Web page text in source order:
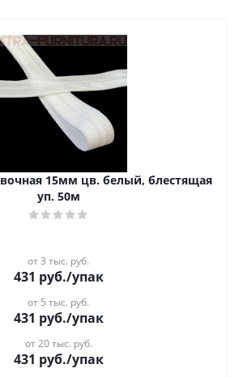
15мм цв. белый, блестящая
уп. 50м
от 3 тыс. руб.
431 руб./упак
от 5 тыс. руб.
431 руб./упак
от 20 тыс. руб.
431 руб./упак